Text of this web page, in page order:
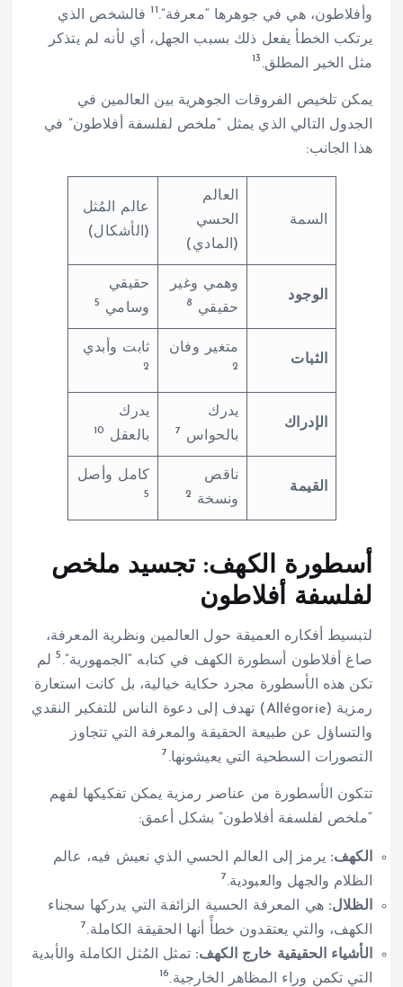
وأفلاطون، هي في جوهرها “معرفة”. 11 فالشخص الذي
يرتكب الخطأ يفعل ذلك بسبب الجهل، أي لأنه لم يتذكر
مثل الخير المطلق. 13
يمكن تلخيص الفروقات الجوهرية بين العالمين في
الجدول التالي الذي يمثل “ملخص لفلسفة أفلاطون” في
هذا الجانب:
السمة
العالم
الحسي
(المادي)
عالم المُثل
(الأشكال)
الوجود
وهمي وغير
حقيقي
8
حقيقي
وسامي
5
الثبات
متغير وفان
2
ثابت وأبدي
2
الإدراك
يدرك
بالحواس
7
يدرك
بالعقل
10
القيمة
ناقص
ونسخة
2
كامل وأصل
5
أسطورة الكهف: تجسيد ملخص
لفلسفة أفلاطون
لتبسيط أفكاره العميقة حول العالمين ونظرية المعرفة،
صاغ أفلاطون أسطورة الكهف في كتابه “الجمهورية”. 5لم
تكن هذه الأسطورة مجرد حكاية خيالية، بل كانت استعارة
رمزية (Allégorie) تهدف إلى دعوة الناس للتفكير النقدي
والتساؤل عن طبيعة الحقيقة والمعرفة التي تتجاوز
التصورات السطحية التي يعيشونها. 7
تتكون الأسطورة من عناصر رمزية يمكن تفكيكها لفهم
“ملخص لفلسفة أفلاطون” بشكل أعمق:
الكهف: يرمز إلى العالم الحسي الذي نعيش فيه، عالم
الظلام والجهل والعبودية.7
الظلال: هي المعرفة الحسية الزائفة التي يدركها سجناء
الكهف، والتي يعتقدون خطأً أنها الحقيقة الكاملة.7
الأشياء الحقيقية خارج الكهف: تمثل المُثل الكاملة والأبدية
التي تكمن وراء المظاهر الخارجية.16